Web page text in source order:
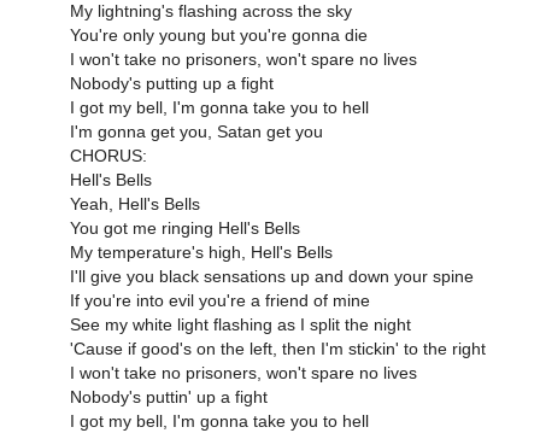
My lightning's flashing across the sky
You're only young but you're gonna die
I won't take no prisoners, won't spare no lives
Nobody's putting up a fight
I got my bell, I'm gonna take you to hell
I'm gonna get you, Satan get you
CHORUS:
Hell's Bells
Yeah, Hell's Bells
You got me ringing Hell's Bells
My temperature's high, Hell's Bells
I'll give you black sensations up and down your spine
If you're into evil you're a friend of mine
See my white light flashing as I split the night
'Cause if good's on the left, then I'm stickin' to the right
I won't take no prisoners, won't spare no lives
Nobody's puttin' up a fight
I got my bell, I'm gonna take you to hell